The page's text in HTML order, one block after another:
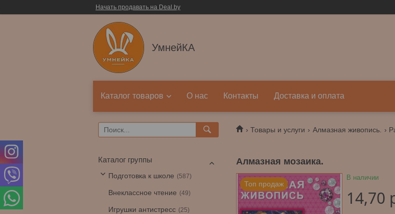
Начать продавать на Deal.by
УмнейКА
Каталог товаров О нас Контакты Доставка и оплата
Товары и услуги Алмазная живопись.
Алмазная мозаика.
Топ продаж
В наличии
14,70
Каталог группы
Подготовка к школе 587
Внеклассное чтение 49
Игрушки антистресс 25